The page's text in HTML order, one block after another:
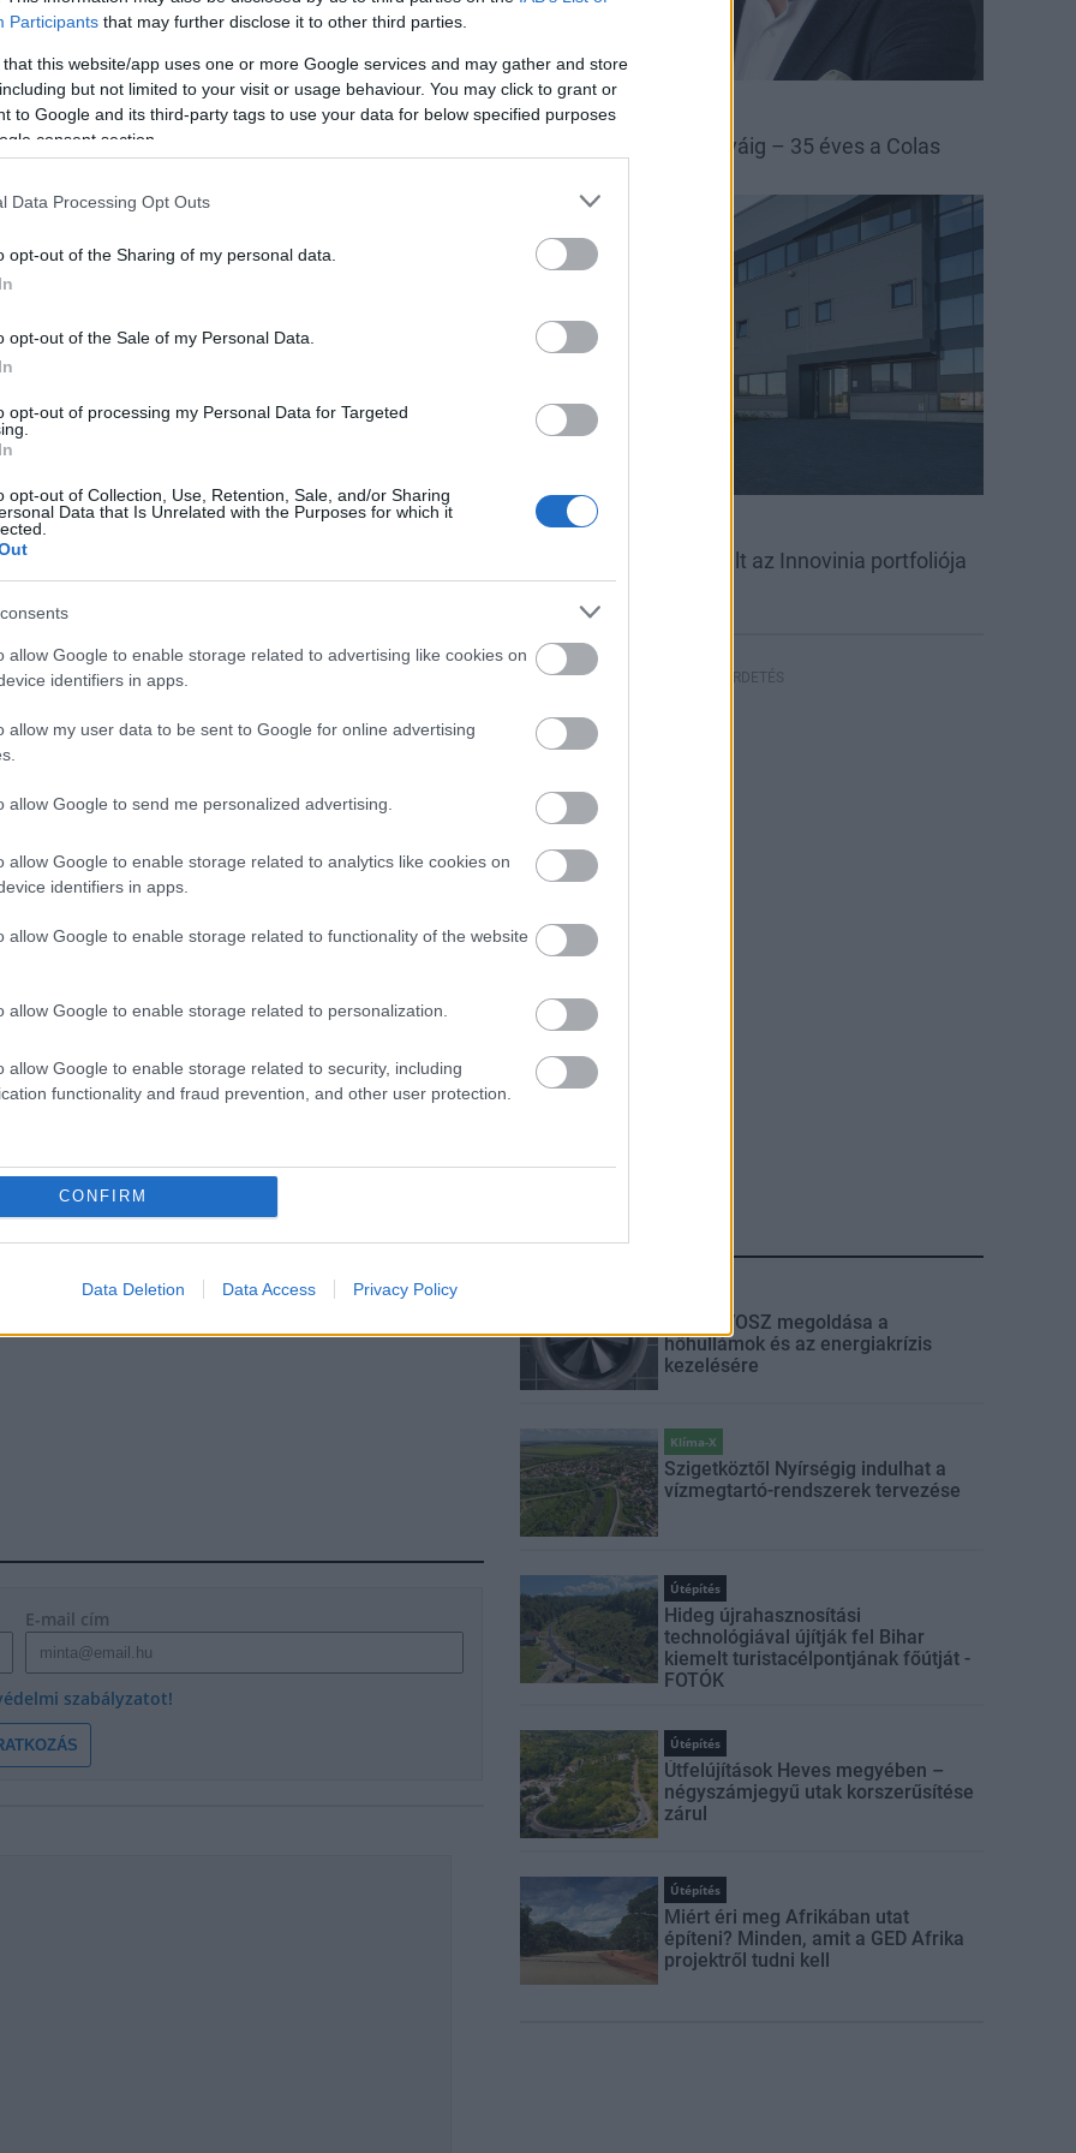
Participants that may further disclose it to other third parties.
that this website/app uses one or more Google services and may gather and store
but not limited to your visit or usage behaviour. You may click to grant or
to Google and its third-party tags to use your data for below specified purposes
consent section.
Data Processing Opt Outs
opt-out of the Sharing of my personal data.
opt-out of the Sale of my Personal Data.
opt-out of processing my Personal Data for Targeted
opt-out of Collection, Use, Retention, Sale, and/or Sharing
Data that Is Unrelated with the Purposes for which it
allow Google to enable storage related to advertising like cookies on
identifiers in apps.
allow my user data to be sent to Google for online advertising
allow Google to send me personalized advertising.
allow Google to enable storage related to analytics like cookies on
identifiers in apps.
allow Google to enable storage related to functionality of the website
allow Google to enable storage related to personalization.
allow Google to enable storage related to security, including
functionality and fraud prevention, and other user protection.
CONFIRM
Data Deletion Data Access Privacy Policy
eddig csak az úszók és az edzők által használt
fekvése miatt könnyen elérhető lesz bárki
napelemekkelszerelték fel.
arról beszélt,
úszni, az utánpótláskorosztály készülhet a
használhatják a felkészülésükhöz a
épületet.
meg úszni!
amely ténylegesen kiszolgálja a vizes
és az úszást - fogalmazott a tárcavezető.
az uszoda önmagán túlmutató jelentőséggel
összefogással megvalósult fejlesztést régóta
E-mail cím
szabályzatot!
Colas
A bányától az autópályáig – 35 éves a Colas
Iparági hírek
Innovinia
Újabb csarnokkal bővült az Innovinia portfoliója
Nyíregyházán
HIRDETÉS
LEGFRISSEBB
Itt az ÉVOSZ megoldása a
hőhullámok és az energiakrízis
kezelésére
Klíma-X
Szigetköztől Nyírségig indulhat a
vízmegtartó-rendszerek tervezése
Útépítés
Hideg újrahasznosítási
technológiával újítják fel Bihar
kiemelt turistacélpontjának főútját -
FOTÓK
Útépítés
Útfelújítások Heves megyében –
négyszámjegyű utak korszerűsítése
zárul
Útépítés
Miért éri meg Afrikában utat
építeni? Minden, amit a GED Afrika
projektről tudni kell